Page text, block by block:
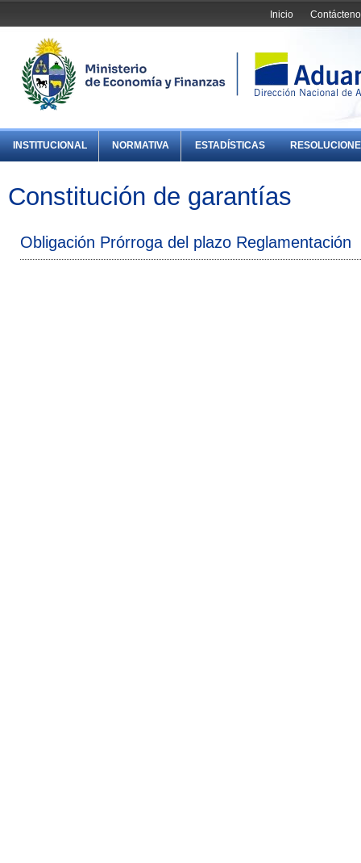
Inicio
INSTITUCIONAL NORMATIVA ESTADÍSTICAS
Constitución de garantías
Obligación Prórroga del plazo Reglamentación